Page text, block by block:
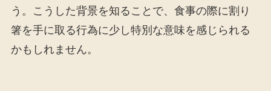
う。こうした背景を知ることで、食事の際に割り
箸を手に取る行為に少し特別な意味を感じられる
かもしれません。